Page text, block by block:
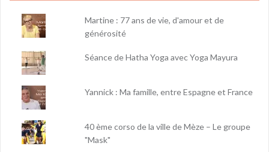
Martine : 77 ans de vie, d'amour et de
générosité
Séance de Hatha Yoga avec Yoga Mayura
Yannick : Ma famille, entre Espagne et France
40 ème corso de la ville de Mèze – Le groupe
"Mask"